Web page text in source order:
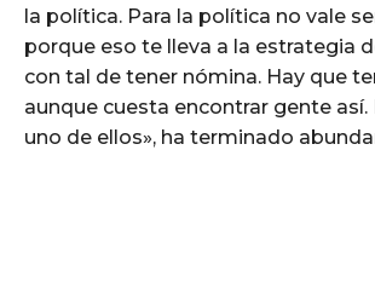
la política. Para la política no vale
porque eso te lleva a la estrategia
con tal de tener nómina. Hay que
aunque cuesta encontrar gente así.
uno de ellos», ha terminado